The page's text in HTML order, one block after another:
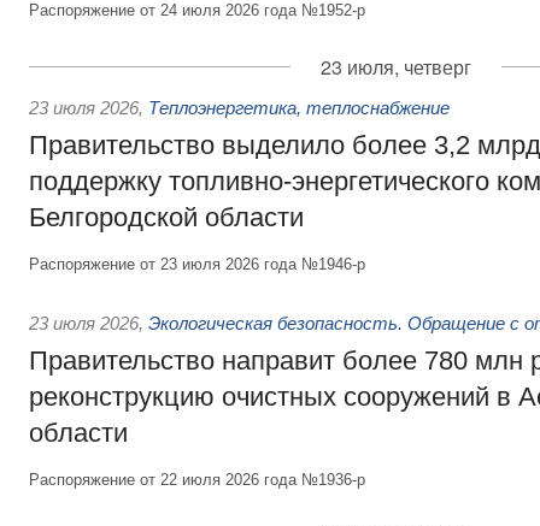
Распоряжение от 24 июля 2026 года №1952-р
23 июля, четверг
23 июля 2026, Теплоэнергетика, теплоснабжение
Правительство выделило более 3,2
поддержку топливно-энергетического
Белгородской области
Распоряжение от 23 июля 2026 года №1946-р
23 июля 2026, Экологическая безопасность. Обращение с
Правительство направит более 780 млн
реконструкцию очистных сооружений в
области
Распоряжение от 22 июля 2026 года №1936-р